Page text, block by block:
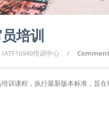
培训
IATF16949培训中心 /
训课程，执行最新版本标准，旨在